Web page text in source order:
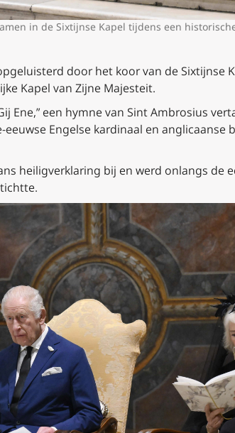
in de Sixtijnse Kapel tijdens een
door het koor van de Sixtijnse
Kapel van Zijne Majesteit.
Ene,” een hymne van Sint Ambrosius
eeuwse Engelse kardinaal en
heiligverklaring bij en werd onlangs de